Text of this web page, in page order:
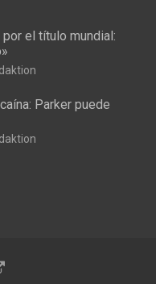
el título mundial:
Parker puede